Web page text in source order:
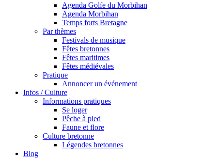
Agenda Golfe du Morbihan
Agenda Morbihan
Temps forts Bretagne
Par thèmes
Festivals de musique
Fêtes bretonnes
Fêtes maritimes
Fêtes médiévales
Pratique
Annoncer un événement
Infos / Culture
Informations pratiques
Se loger
Pêche à pied
Faune et flore
Culture bretonne
Légendes bretonnes
Blog